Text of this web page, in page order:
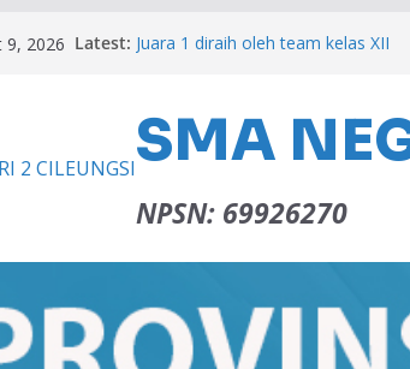
9, 2026 Latest: Juara 1 diraih oleh team kelas XII
Memperingati Isra Mi”raj Nabi
ADIWIYATA SMAN 2 CILEUNGSI
SMA
NPSN: 69926270